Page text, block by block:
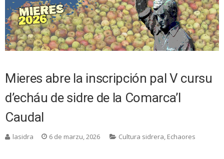
Mieres abre la inscripción pal V cursu
d’echáu de sidre de la Comarca’l
Caudal
lasidra 6 de marzu, 2026 Cultura sidrera, Echaores